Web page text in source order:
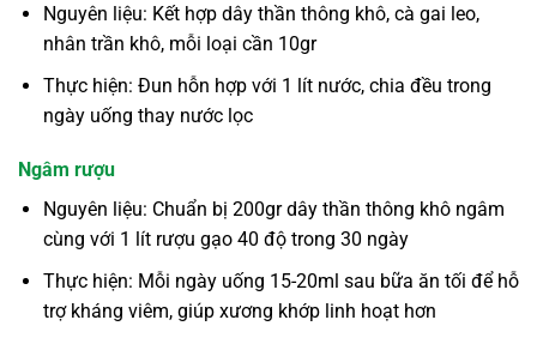
Nguyên liệu: Kết hợp dây thần thông khô, cà gai leo,
nhân trần khô, mỗi loại cần 10gr
Thực hiện: Đun hỗn hợp với 1 lít nước, chia đều trong
ngày uống thay nước lọc
Ngâm rượu
Nguyên liệu: Chuẩn bị 200gr dây thần thông khô ngâm
cùng với 1 lít rượu gạo 40 độ trong 30 ngày
Thực hiện: Mỗi ngày uống 15-20ml sau bữa ăn tối để hỗ
trợ kháng viêm, giúp xương khớp linh hoạt hơn